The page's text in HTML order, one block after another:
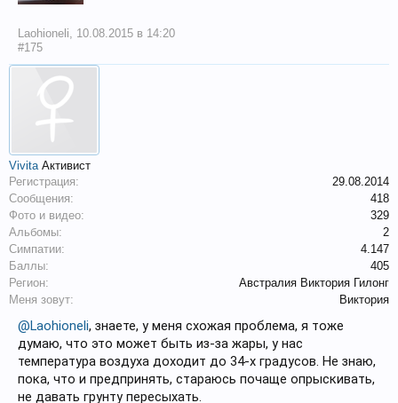
Laohioneli, 10.08.2015 в 14:20
#175
Vivita Активист
Регистрация:
29.08.2014
Сообщения:
418
Фото и видео:
329
Альбомы:
2
Симпатии:
4.147
Баллы:
405
Регион:
Австралия Виктория Гилонг
Меня зовут:
Виктория
@Laohioneli, знаете, у меня схожая проблема, я тоже
думаю, что это может быть из-за жары, у нас
температура воздуха доходит до 34-х градусов. Не знаю,
пока, что и предпринять, стараюсь почаще опрыскивать,
не давать грунту пересыхать.